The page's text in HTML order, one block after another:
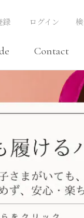
Contact
録 ログイン